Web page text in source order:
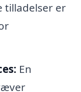
tilladelser er
En